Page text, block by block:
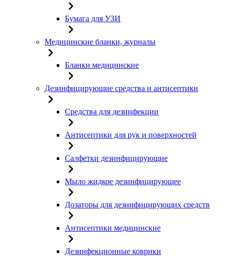
Бумага для УЗИ
Медицинские бланки, журналы
Бланки медицинские
Дезинфицирующие средства и антисептики
Средства для дезинфекции
Антисептики для рук и поверхностей
Салфетки дезинфицирующие
Мыло жидкое дезинфицирующее
Дозаторы для дезинфицирующих средств
Антисептики медицинские
Дезинфекционные коврики